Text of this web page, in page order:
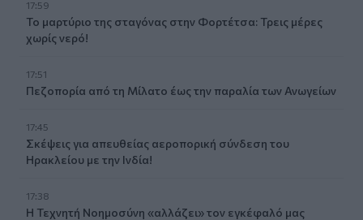
17:59
Το μαρτύριο της σταγόνας στην Φορτέτσα: Τρεις μέρες
χωρίς νερό!
17:51
Πεζοπορία από τη Μίλατο έως την παραλία των Ανωγείων
17:45
Σκέψεις για απευθείας αεροπορική σύνδεση του
Ηρακλείου με την Ινδία!
17:38
Η Τεχνητή Νοημοσύνη «αλλάζει» τον εγκέφαλό μας